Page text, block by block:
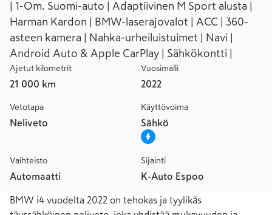
| 1-Om. Suomi-auto | Adaptiivinen M Sport alusta |
Harman Kardon | BMW-laserajovalot | ACC | 360-
asteen kamera | Nahka-urheiluistuimet | Navi |
Android Auto & Apple CarPlay | Sähkökontti |
Ajetut kilometrit
21 000 km
Vuosimalli
2022
Vetotapa
Neliveto
Käyttövoima
Sähkö
Vaihteisto
Automaatti
Sijainti
K-Auto Espoo
BMW i4 vuodelta 2022 on tehokas ja tyylikäs